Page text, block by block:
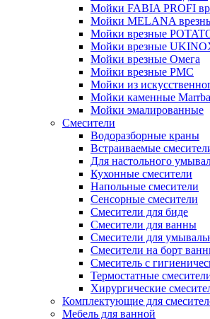
Мойки FABIA PROFI
Мойки MELANA
Мойки врезные
Мойки врезные
Мойки врезные Омега
Мойки врезные РМС
Мойки из
Мойки каменные
Мойки эмалированные
Смесители
Водоразборные краны
Встраиваемые
Для настольного
Кухонные смесители
Напольные смесители
Сенсорные смесители
Смесители для биде
Смесители для ванны
Смесители для
Смесители на борт
Смеситель с
Термостатные
Хирургические
Комплектующие для
Мебель для ванной